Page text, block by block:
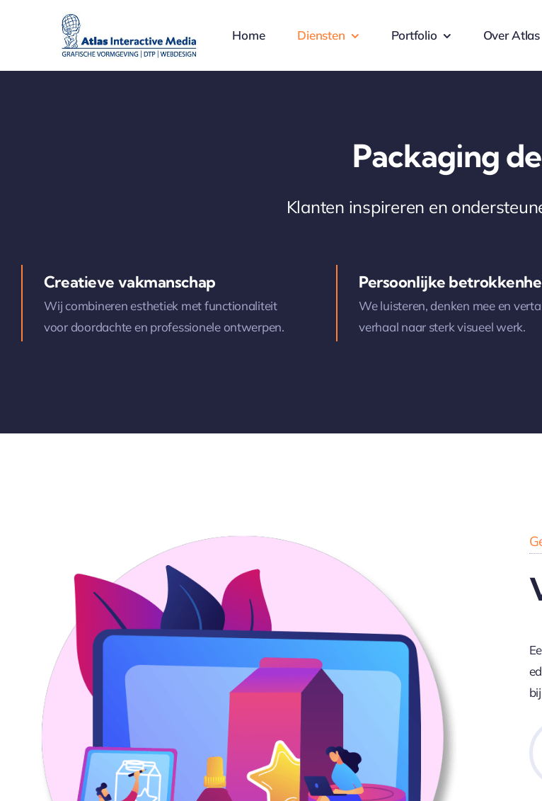
Home Diensten Portfolio Over Atlas
Packaging
Klanten inspireren en
Creatieve vakmanschap
Wij combineren esthetiek met functionaliteit
voor doordachte en professionele ontwerpen.
Persoonlijke
We luisteren, denken mee en
verhaal naar sterk visueel werk.